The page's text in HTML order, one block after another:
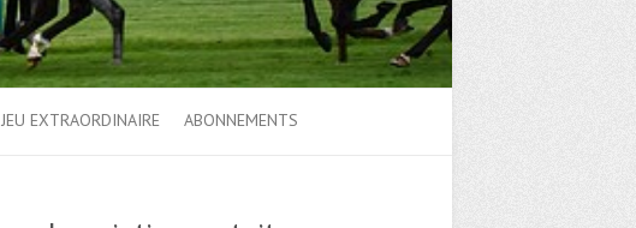
JEU EXTRAORDINAIRE ABONNEMENTS